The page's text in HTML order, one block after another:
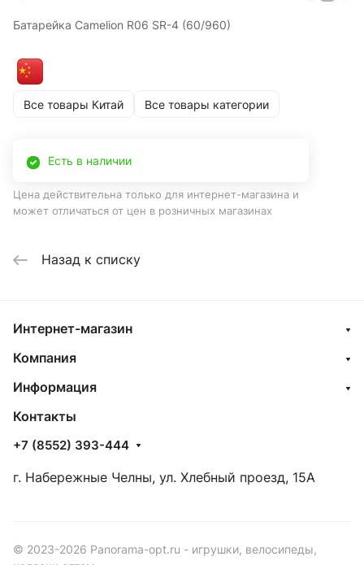
Батарейка Camelion R06 SR-4 (60/960)
Все товары Китай Все товары категории
Есть в наличии
Цена действительна только для интернет-магазина и
может отличаться от цен в розничных магазинах
Назад к списку
Интернет-магазин
Компания
Информация
Контакты
+7 (8552) 393-444
г. Набережные Челны, ул. Хлебный проезд, 15А
© 2023-2026 Panorama-opt.ru - игрушки, велосипеды,